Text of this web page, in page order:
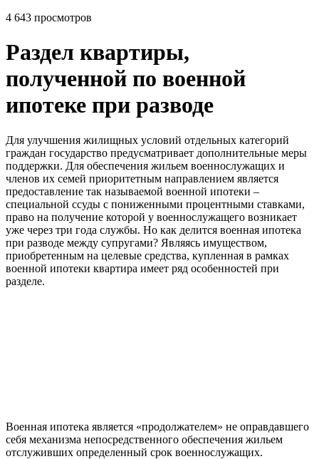
4 643 просмотров
Раздел квартиры,
полученной по военной
ипотеке при разводе
Для улучшения жилищных условий отдельных категорий
граждан государство предусматривает дополнительные меры
поддержки. Для обеспечения жильем военнослужащих и
членов их семей приоритетным направлением является
предоставление так называемой военной ипотеки –
специальной ссуды с пониженными процентными ставками,
право на получение которой у военнослужащего возникает
уже через три года службы. Но как делится военная ипотека
при разводе между супругами? Являясь имуществом,
приобретенным на целевые средства, купленная в рамках
военной ипотеки квартира имеет ряд особенностей при
разделе.
Военная ипотека является «продолжателем» не оправдавшего
себя механизма непосредственного обеспечения жильем
отслуживших определенный срок военнослужащих.